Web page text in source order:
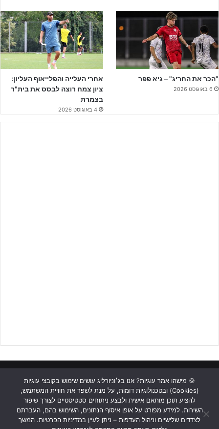
– נוערלאומית: מחוז צפון: עולה אחת, 2 יורדות, אחת למבחנים
מחוז דרום: עולה אחת, 2 יורדות, אחת למבחנים
– נוערארצית: מחוז דרום: 2 עולות, 3 יורדות
מחוז צפון: 2 עולות, 3 יורדות
– נוערמחוזית: מחוז דרום: עולה אחת
מחוז צפון: עולה אחת
"הכר את החריג" – גיא פפר
6 באוגוסט 2026
אחרי העלייה והפלייאוף העליון:
ציון צמח רוצה לבסס את בית"ר
בצמרת
4 באוגוסט 2026
ראשי כתבות תכנים מקצועיים תנאי שימוש
מדיניות אבטחה
כתבו לנו
Facebook
YouTube
Instagram
🍪 מישהו אמר עוגיות? אנו בג׳וניורליג עושים שימוש בקובצי עוגיות
(Cookies) ובטכנולוגיות דומות, על מנת לשפר את חוויית המשתמש,
להציע תוכן מותאם אישית ולבצע ניתוחים סטטיסטיים לצורך שיפור
השירות. למידע מפורט על אופן איסוף הנתונים, השימוש בהם, העברתם
לצדדים שלישיים וניהול העדפות – ניתן לעיין במדיניות הפרטיות. המשך